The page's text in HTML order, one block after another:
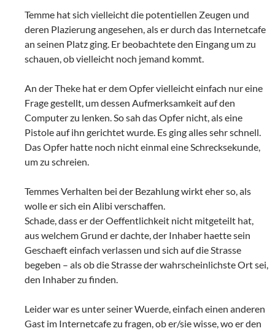
Temme hat sich vielleicht die potentiellen Zeugen und
deren Plazierung angesehen, als er durch das Internetcafe
an seinen Platz ging. Er beobachtete den Eingang um zu
schauen, ob vielleicht noch jemand kommt.
An der Theke hat er dem Opfer vielleicht einfach nur eine
Frage gestellt, um dessen Aufmerksamkeit auf den
Computer zu lenken. So sah das Opfer nicht, als eine
Pistole auf ihn gerichtet wurde. Es ging alles sehr schnell.
Das Opfer hatte noch nicht einmal eine Schrecksekunde,
um zu schreien.
Temmes Verhalten bei der Bezahlung wirkt eher so, als
wolle er sich ein Alibi verschaffen.
Schade, dass er der Oeffentlichkeit nicht mitgeteilt hat,
aus welchem Grund er dachte, der Inhaber haette sein
Geschaeft einfach verlassen und sich auf die Strasse
begeben – als ob die Strasse der wahrscheinlichste Ort sei,
den Inhaber zu finden.
Leider war es unter seiner Wuerde, einfach einen anderen
Gast im Internetcafe zu fragen, ob er/sie wisse, wo er den